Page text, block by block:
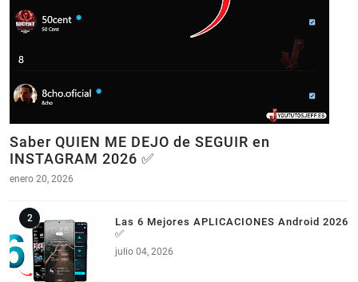
Saber QUIEN ME DEJO de SEGUIR en
INSTAGRAM 2026 ✅
enero 20, 2026
Las 6 Mejores APLICACIONES Android 2026
✅
julio 04, 2026